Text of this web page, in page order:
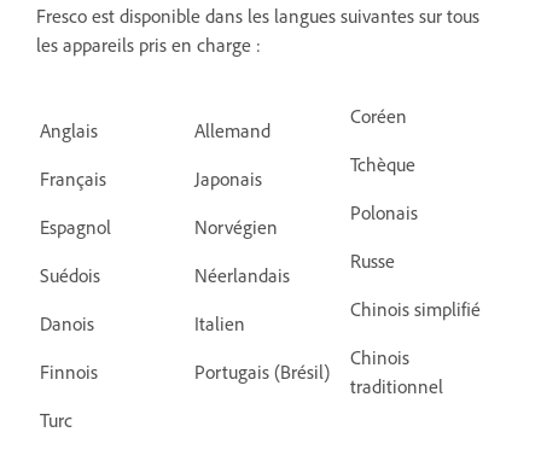
Fresco est disponible dans les langues suivantes sur tous
les appareils pris en charge :
Anglais
Français
Espagnol
Suédois
Danois
Finnois
Turc
Allemand
Japonais
Norvégien
Néerlandais
Italien
Portugais (Brésil)
Coréen
Tchèque
Polonais
Russe
Chinois simplifié
Chinois
traditionnel